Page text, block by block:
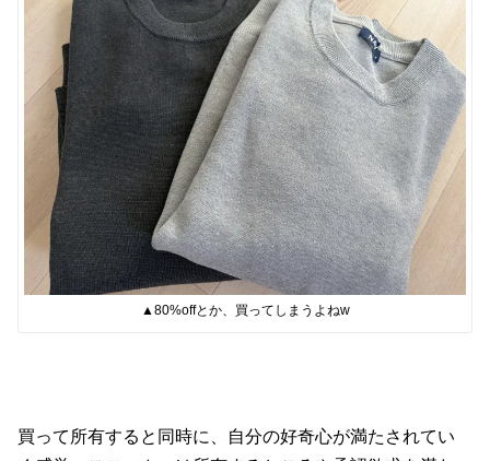
▲80%offとか、買ってしまうよねw
買って所有すると同時に、自分の好奇心が満たされてい